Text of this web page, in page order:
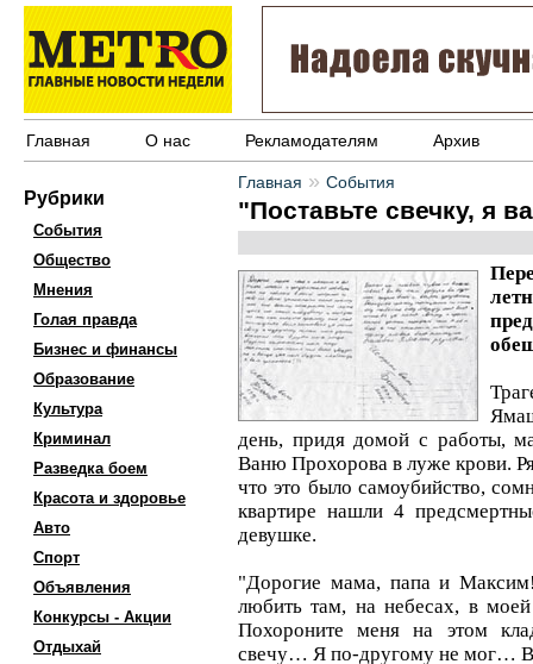
Главная О нас Рекламодателям Архив
Рубрики
События
Общество
Мнения
Голая правда
Бизнес и финансы
Образование
Культура
Криминал
Разведка боем
Красота и здоровье
Авто
Спорт
Объявления
Конкурсы - Акции
Отдыхай
Главная » События
"Поставьте свечку, я
день, придя домой с работы,
Ваню Прохорова в луже крови.
что это было самоубийство,
квартире нашли 4
девушке.
"Дорогие мама, папа и
любить там, на небесах, в
Похороните меня на этом
свечу… Я по-другому не мог…